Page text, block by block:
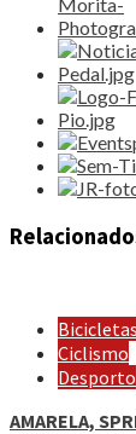
Bicicletas
Ciclismo
Desporto
AMARELA,